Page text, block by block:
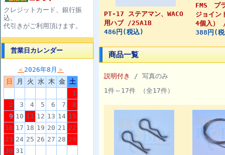
クレジットカード、銀行振
込、
代引きがご利用頂けます。
営業日カレンダー
＜ 2026年8月 ＞
日
月 火 水 木 金 土
1
2
3 4 5 6 7
8
9 10 11 12 13 14 15
16 17 18 19 20 21 22
23 24 25 26 27 28 29
30 31
PT-17 ステアマン、WACO
用ハブ /25A1B
486円(税込)
FMS プ
ジョイン
4個入）
388円(
商品一覧
説明付き
/ 写真のみ
1件～17件 （全17件）